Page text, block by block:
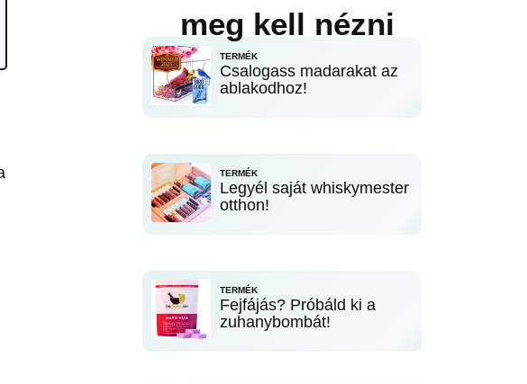
meg kell nézni
TERMÉK
Csalogass madarakat az
ablakodhoz!
TERMÉK
Legyél saját whiskymester
otthon!
TERMÉK
Fejfájás? Próbáld ki a
zuhanybombát!